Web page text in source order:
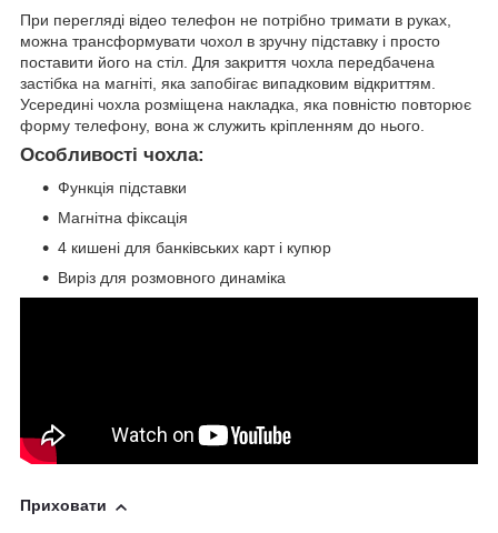
При перегляді відео телефон не потрібно тримати в руках,
можна трансформувати чохол в зручну підставку і просто
поставити його на стіл. Для закриття чохла передбачена
застібка на магніті, яка запобігає випадковим відкриттям.
Усередині чохла розміщена накладка, яка повністю повторює
форму телефону, вона ж служить кріпленням до нього.
Особливості чохла:
Функція підставки
Магнітна фіксація
4 кишені для банківських карт і купюр
Виріз для розмовного динаміка
Приховати